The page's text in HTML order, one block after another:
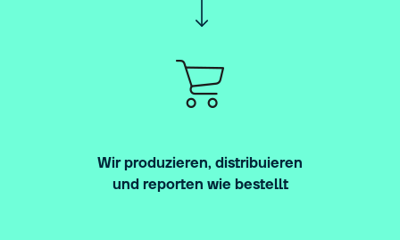
Wir produzieren, distribuieren
und reporten wie bestellt